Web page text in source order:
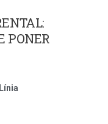
PONER
Línia